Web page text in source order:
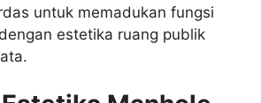
untuk memadukan fungsi
estetika ruang publik